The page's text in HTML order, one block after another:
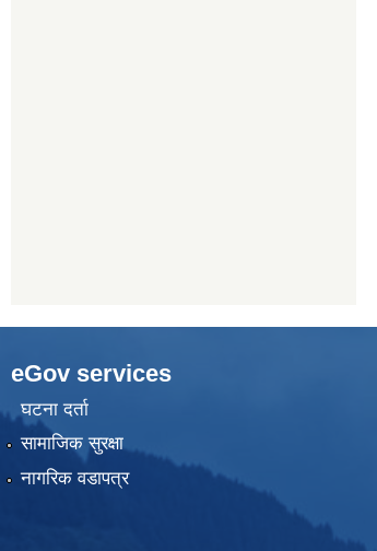
eGov services
घटना दर्ता
सामाजिक सुरक्षा
नागरिक वडापत्र